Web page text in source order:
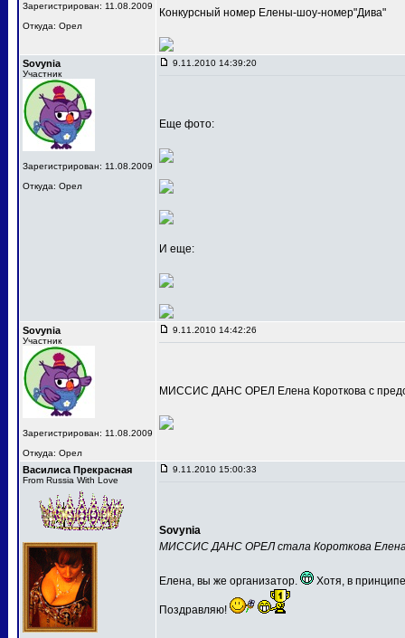
Зарегистрирован: 11.08.2009
Откуда: Орел
Конкурсный номер Елены-шоу-номер"Дива"
Sovynia
Участник
Зарегистрирован: 11.08.2009
Откуда: Орел
9.11.2010 14:39:20
Еще фото:
И еще:
Sovynia
Участник
Зарегистрирован: 11.08.2009
Откуда: Орел
9.11.2010 14:42:26
МИССИС ДАНС ОРЕЛ Елена Короткова с
Василиса Прекрасная
From Russia With Love
9.11.2010 15:00:33
Sovynia
МИССИС ДАНС ОРЕЛ стала Короткова
Елена, вы же организатор. Хотя, в
Поздравляю!